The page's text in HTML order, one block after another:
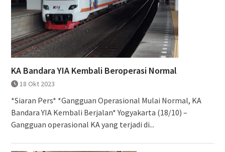
KA Bandara YIA Kembali Beroperasi Normal
18 Okt 2023
*Siaran Pers* *Gangguan Operasional Mulai Normal, KA
Bandara YIA Kembali Berjalan* Yogyakarta (18/10) –
Gangguan operasional KA yang terjadi di...